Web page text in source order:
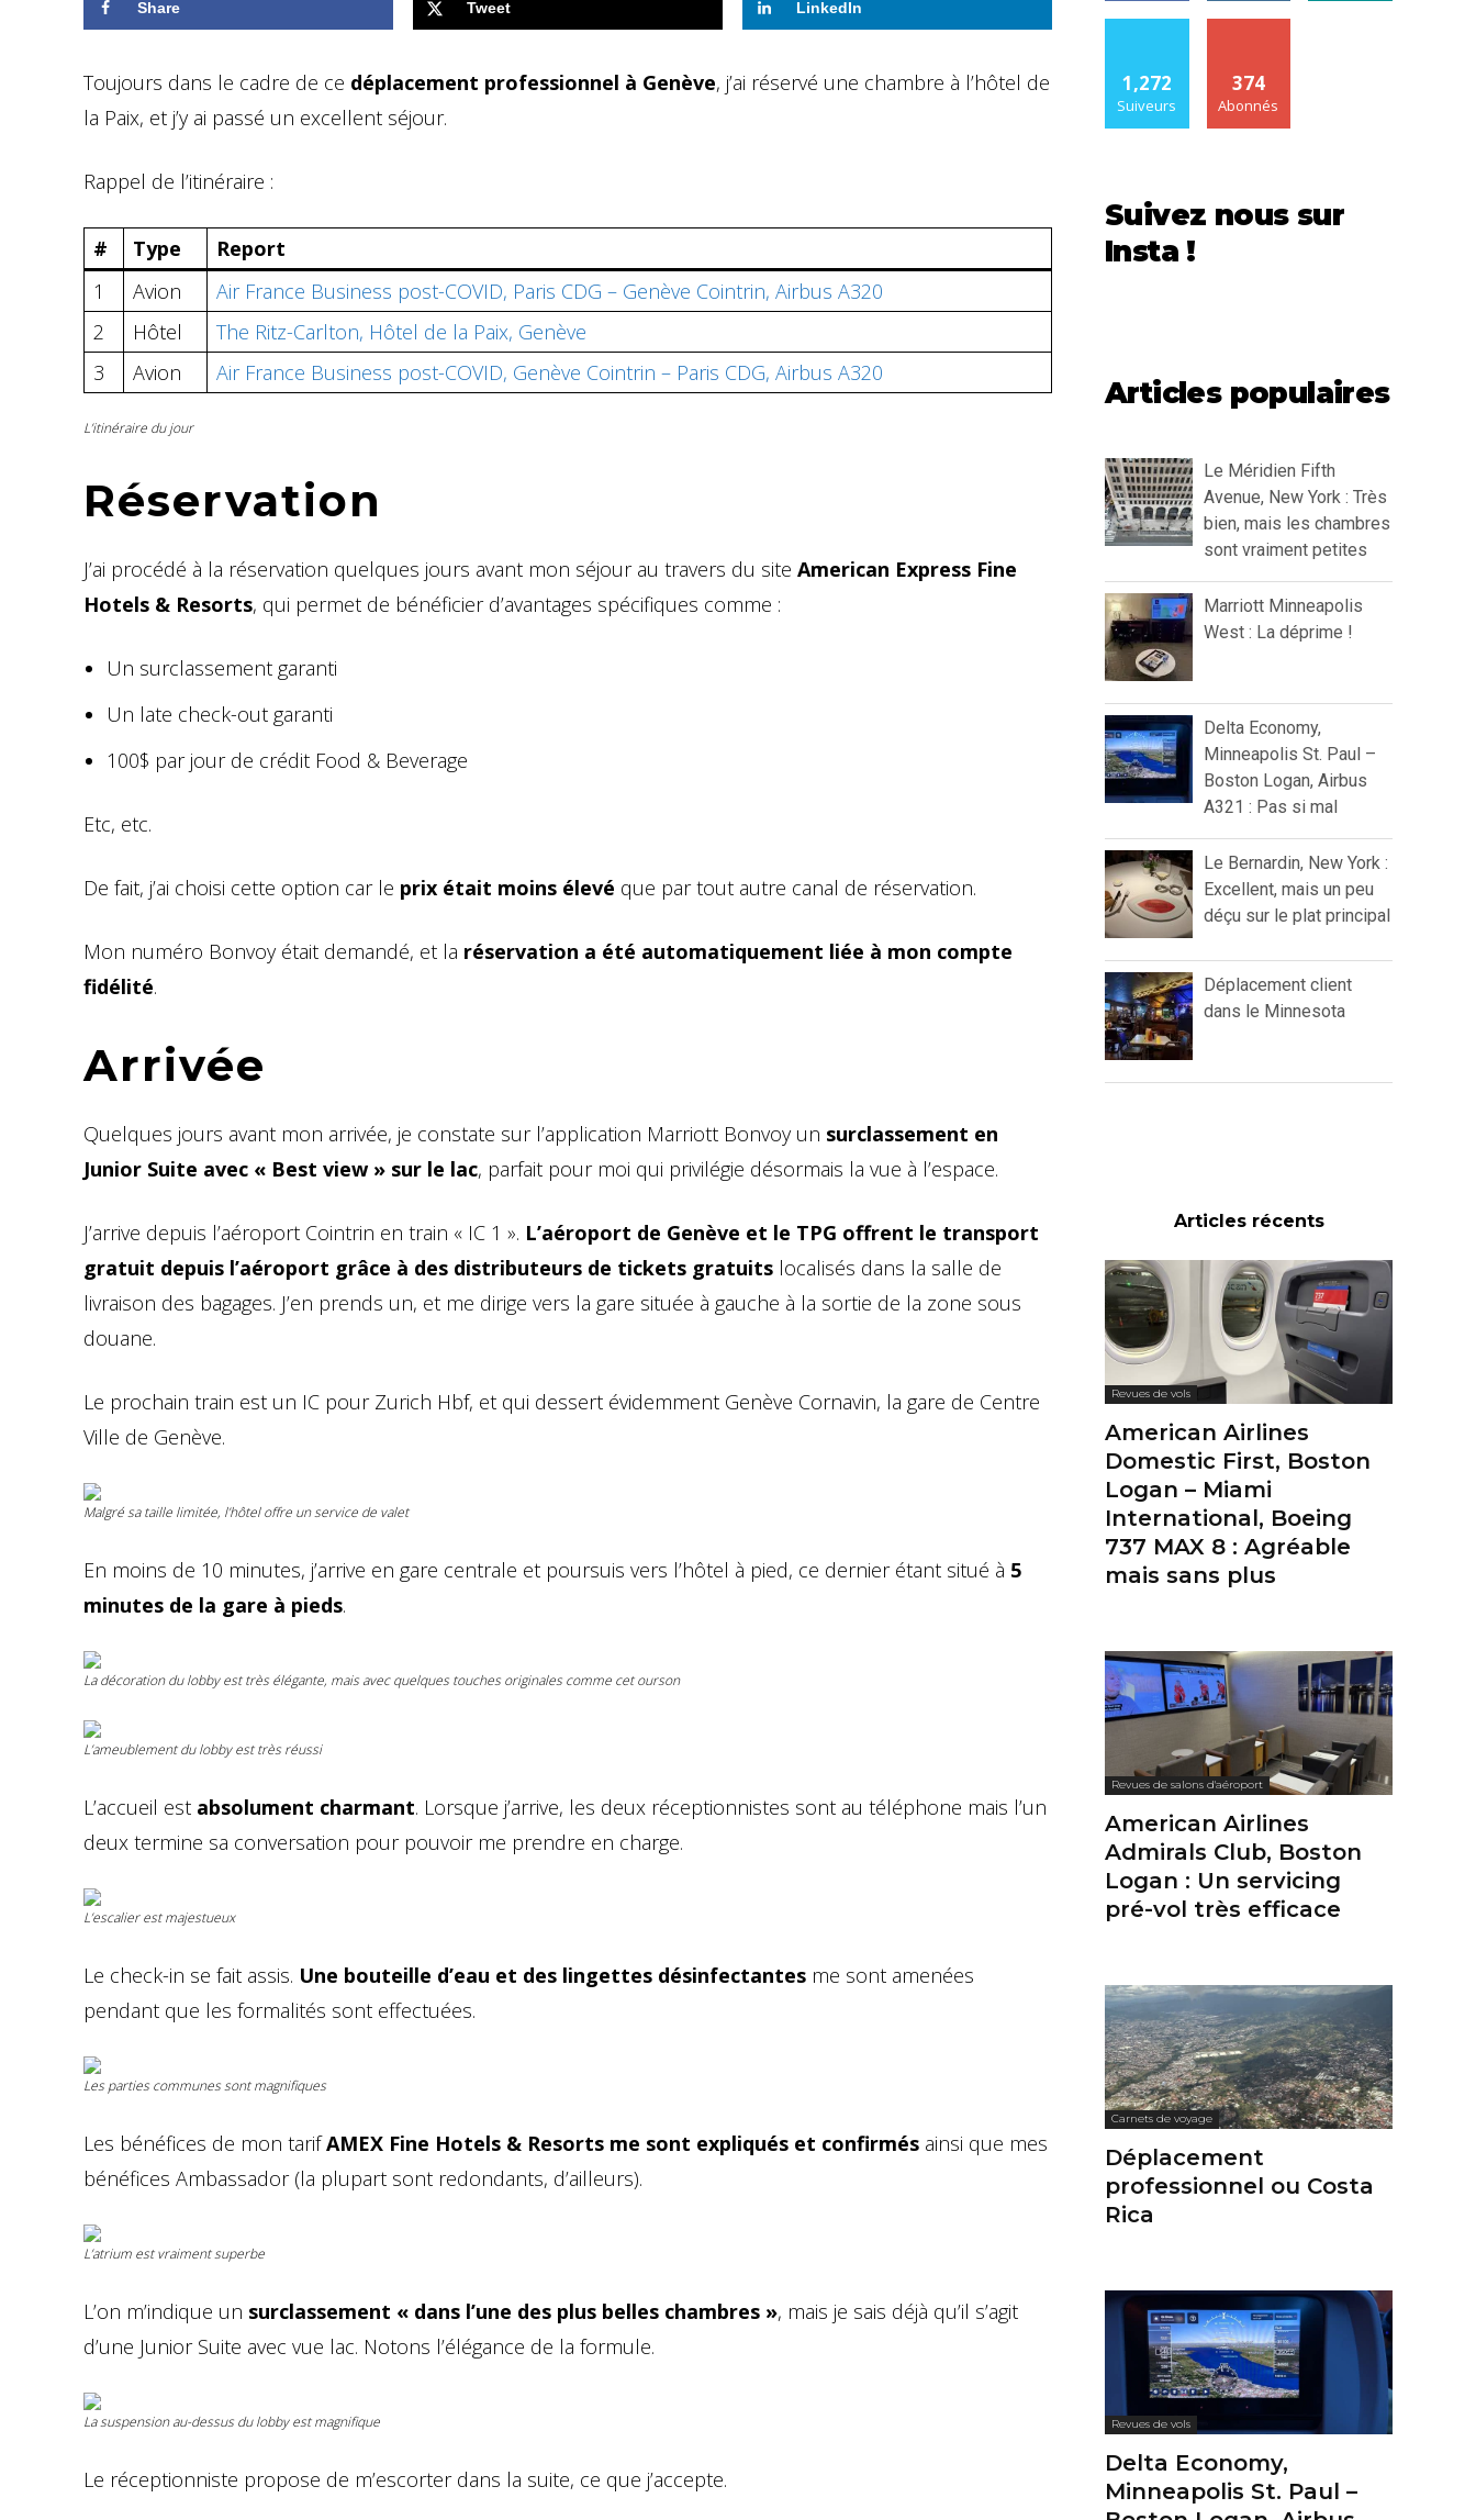
Share Tweet LinkedIn
Toujours dans le cadre de ce déplacement professionnel à Genève, j’ai réservé une chambre à l’hôtel de
la Paix, et j’y ai passé un excellent séjour.
Rappel de l’itinéraire :
# Type
Report
1
Avion
Air France Business post-COVID, Paris CDG – Genève Cointrin, Airbus A320
2
Hôtel
The Ritz-Carlton, Hôtel de la Paix, Genève
3
Avion Air France Business post-COVID, Genève Cointrin – Paris CDG, Airbus A320
L’itinéraire du jour
Réservation
J’ai procédé à la réservation quelques jours avant mon séjour au travers du site American Express Fine
Hotels & Resorts, qui permet de bénéficier d’avantages spécifiques comme :
Un surclassement garanti
Un late check-out garanti
100$ par jour de crédit Food & Beverage
Etc, etc.
De fait, j’ai choisi cette option car le prix était moins élevé que par tout autre canal de réservation.
Mon numéro Bonvoy était demandé, et la réservation a été automatiquement liée à mon compte
fidélité.
Arrivée
Quelques jours avant mon arrivée, je constate sur l’application Marriott Bonvoy un surclassement en
Junior Suite avec « Best view » sur le lac, parfait pour moi qui privilégie désormais la vue à l’espace.
J’arrive depuis l’aéroport Cointrin en train « IC 1 ». L’aéroport de Genève et le TPG offrent le transport
gratuit depuis l’aéroport grâce à des distributeurs de tickets gratuits localisés dans la salle de
livraison des bagages. J’en prends un, et me dirige vers la gare située à gauche à la sortie de la zone sous
douane.
Le prochain train est un IC pour Zurich Hbf, et qui dessert évidemment Genève Cornavin, la gare de Centre
Ville de Genève.
Malgré sa taille limitée, l’hôtel offre un service de valet
En moins de 10 minutes, j’arrive en gare centrale et poursuis vers l’hôtel à pied, ce dernier étant situé à 5
minutes de la gare à pieds.
La décoration du lobby est très élégante, mais avec quelques touches originales comme cet ourson
L’ameublement du lobby est très réussi
L’accueil est absolument charmant. Lorsque j’arrive, les deux réceptionnistes sont au téléphone mais l’un
deux termine sa conversation pour pouvoir me prendre en charge.
L’escalier est majestueux
Le check-in se fait assis. Une bouteille d’eau et des lingettes désinfectantes me sont amenées
pendant que les formalités sont effectuées.
Les parties communes sont magnifiques
Les bénéfices de mon tarifAMEX Fine Hotels & Resorts me sont expliqués et confirmés ainsi que mes
bénéfices Ambassador (la plupart sont redondants, d’ailleurs).
L’atrium est vraiment superbe
L’on m’indique un surclassement « dans l’une des plus belles chambres », mais je sais déjà qu’il s’agit
d’une Junior Suite avec vue lac. Notons l’élégance de la formule.
La suspension au-dessus du lobby est magnifique
Le réceptionniste propose de m’escorter dans la suite, ce que j’accepte.
1,272
Suiveurs
374
Abonnés
Suivez nous sur
Insta !
Articles populaires
Le Méridien Fifth
Avenue, New York : Très
bien, mais les chambres
sont vraiment petites
Marriott Minneapolis
West : La déprime !
Delta Economy,
Minneapolis St. Paul –
Boston Logan, Airbus
A321 : Pas si mal
Le Bernardin, New York :
Excellent, mais un peu
déçu sur le plat principal
Déplacement client
dans le Minnesota
Articles récents
Revues de vols
American Airlines
Domestic First, Boston
Logan – Miami
International, Boeing
737 MAX 8 : Agréable
mais sans plus
Revues de salons d'aéroport
American Airlines
Admirals Club, Boston
Logan : Un servicing
pré-vol très efficace
Carnets de voyage
Déplacement
professionnel ou Costa
Rica
Revues de vols
Delta Economy,
Minneapolis St. Paul –